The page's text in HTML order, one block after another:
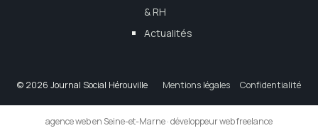
& RH
Actualités
© 2026 Journal Social Hérouville Mentions légales Confidentialité
agence web en Seine-et-Marne·développeur web freelance